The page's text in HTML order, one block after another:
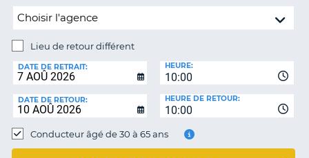
MA
LANGUAGE
Lieu de retour différent
DE
RETOUR:
DATE DE RETRAIT:
10:00
HEURE:
DATE DE RETOUR:
10:00
HEURE DE RETOUR:
Conducteur âgé de 30 à 65 ans